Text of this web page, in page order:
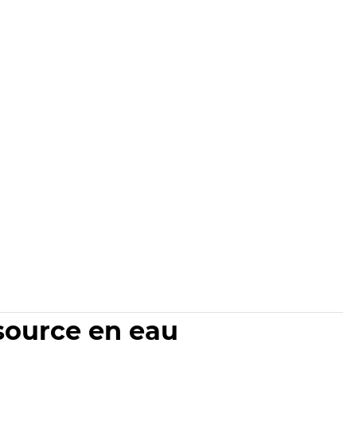
en eau